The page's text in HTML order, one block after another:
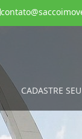
CADASTRE